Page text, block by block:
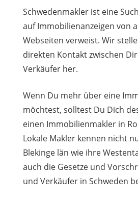
Schwedenmakler ist eine
auf Immobilienanzeigen von
Webseiten verweist. Wir
direkten Kontakt zwischen
Verkäufer her.
Wenn Du mehr über eine
möchtest, solltest Du Dich
einen Immobilienmakler in
Lokale Makler kennen nicht
Blekinge län wie ihre
auch die Gesetze und
und Verkäufer in Schweden